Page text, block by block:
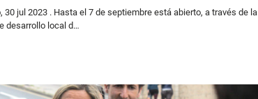
30 jul 2023 . Hasta el 7 de septiembre está abierto, a través de la
desarrollo local d…